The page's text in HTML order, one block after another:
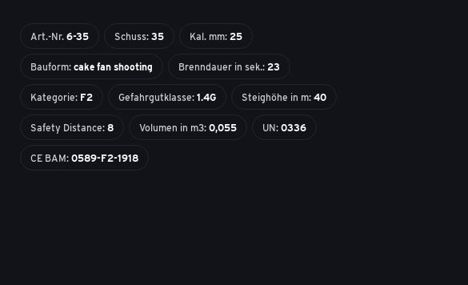
Art.-Nr.6-35 Schuss:35 Kal. mm:25
Bauform:cake fan shooting Brenndauer in sek.:23
Kategorie: F2 Gefahrgutklasse:1.4G Steighöhe in m:40
Safety Distance:8 Volumen in m3:0,055 UN:0336
CE BAM:0589-F2-1918